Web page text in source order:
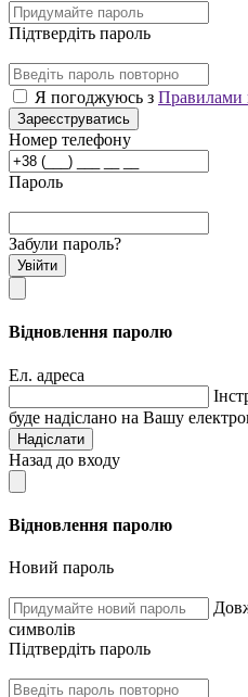
Підтвердіть пароль
Я погоджуюсь з Правилами
Зареєструватись
Номер телефону
Пароль
Забули пароль?
Увійти
Відновлення паролю
Ел. адреса
буде надіслано на Вашу
Надіслати
Назад до входу
Відновлення паролю
Новий пароль
символів
Підтвердіть пароль